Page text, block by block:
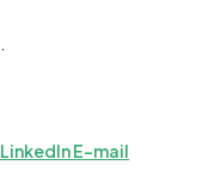
LinkedInE-mail